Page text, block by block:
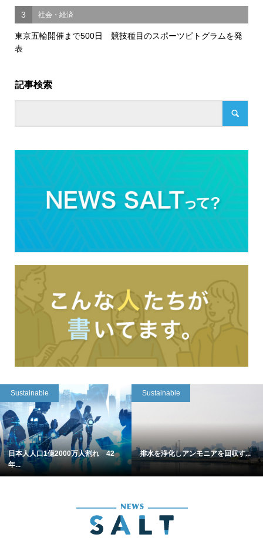
3 社会・経済
東京五輪開催まで500日 競技種目のスポーツピトグラムを発
表
記事検索
Sustainable
日本人人口1億2000万人割れ 42
年...
Sustainable
排水を浄化しアンモニアを回収す...